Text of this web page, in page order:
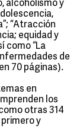
alcoholismo y
“Atracción
equidad y
como “La
de
70 páginas).
en
los
otras 314
y